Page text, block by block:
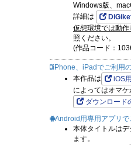
Windows版、
詳細は
仮想環境では動作
照ください。
(作品コード：
iPhone、iPadでご利用
本作品は
iOS
によってはオマケ
ダウンロード
Android用専用アプリで
本体タイトルは
ます。